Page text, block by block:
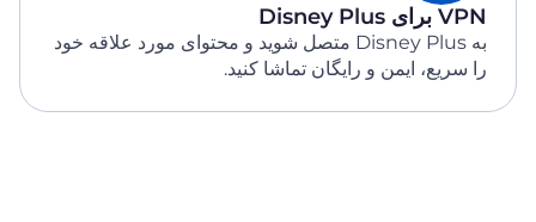
VPN برای Disney Plus
به Disney Plus متصل شوید و محتوای مورد علاقه خود
را سریع، ایمن و رایگان تماشا کنید.